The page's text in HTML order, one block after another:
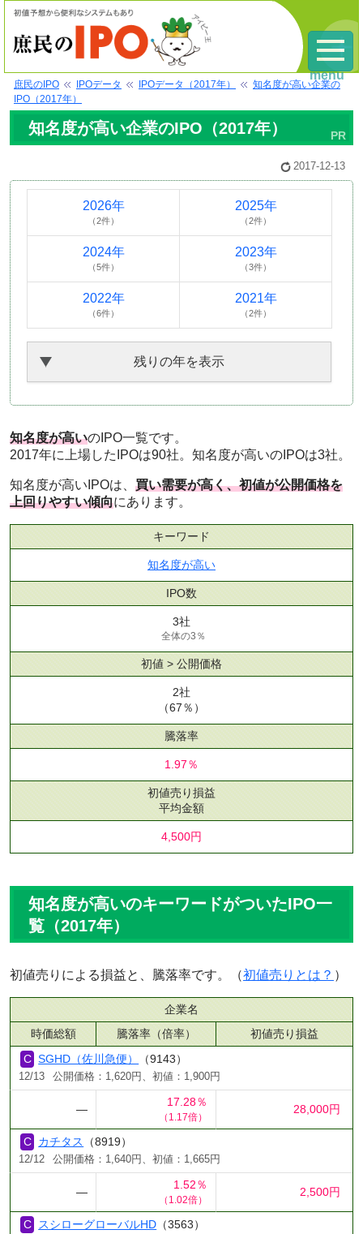
庶民のIPO IPOデータ IPOデータ（2017年）
知名度が高い企業の
IPO（2017年）
知名度が高い企業のIPO（2017年）
2017-12-13
2026年
（2件）
2025年
（2件）
2024年
（5件）
2023年
（3件）
2022年
（6件）
2021年
（2件）
残りの年を表示
知名度が高いのIPO一覧です。
2017年に上場したIPOは90社。知名度が高いのIPOは3社。
知名度が高いIPOは、 買い需要が高く、初値が公開価格を
上回りやすい傾向にあります。
キーワード
知名度が高い
IPO数
3社
全体の3％
初値 > 公開価格
2社
（67％）
騰落率
1.97％
初値売り損益
平均金額
4,500円
知名度が高いのキーワードがついたIPO一
覧（2017年）
初値売りによる損益と、騰落率です。（初値売りとは？ ）
企業名
時価総額
騰落率（倍率）
初値売り損益
SGHD（佐川急便）
（9143）
12/13 公開価格：1,620円、初値：1,900円
―
17.28％
（1.17倍）
28,000円
カチタス （8919）
12/12 公開価格：1,640円、初値：1,665円
―
1.52％
（1.02倍）
2,500円
スシローグローバルHD （3563）
menu